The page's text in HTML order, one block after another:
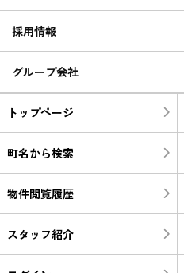
採用情報
グループ会社
トップページ
町名から検索
物件閲覧履歴
スタッフ紹介